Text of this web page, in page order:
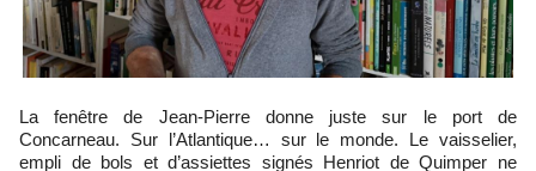
La fenêtre de Jean-Pierre donne juste sur le port de
Concarneau. Sur l’Atlantique… sur le monde. Le vaisselier,
empli de bols et d’assiettes signés Henriot de Quimper ne